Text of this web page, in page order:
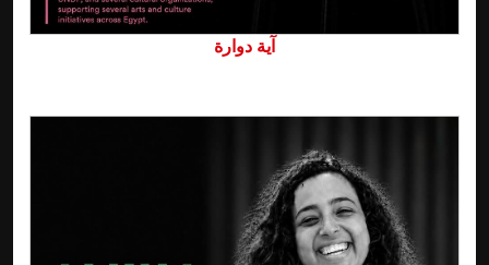
آية دوارة